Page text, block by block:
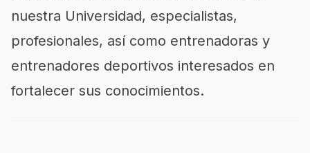
nuestra Universidad, especialistas,
profesionales, así como entrenadoras y
entrenadores deportivos interesados en
fortalecer sus conocimientos.